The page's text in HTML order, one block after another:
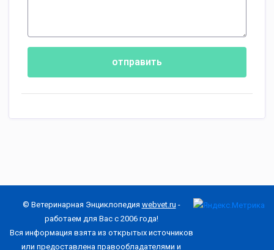
отправить
© Ветеринарная Энциклопедия webvet.ru -
работаем для Вас с 2006 года!
Вся информация взята из открытых источников
или предоставлена правообладателями и